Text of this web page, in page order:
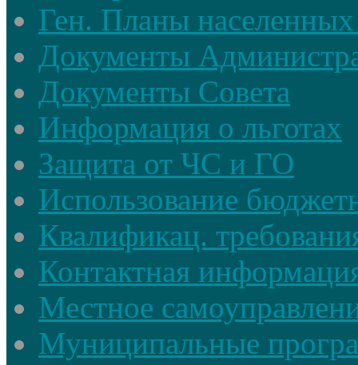
Ген. Планы
Документы
Документы Совета
Информация о льготах
Защита от ЧС и ГО
Использование
Квалификац.
Контактная
Местное
Муниципальные